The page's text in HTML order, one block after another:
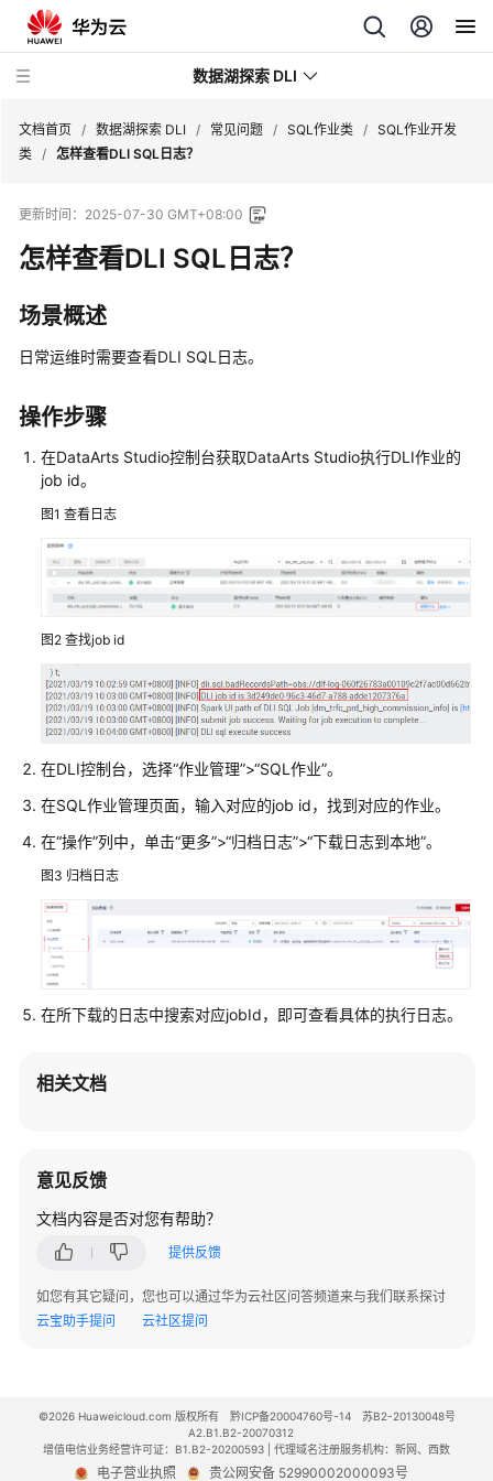
数据湖探索 DLI
新
动
态
服
务
公
产
品
介
绍
计
费
明
快
速
入
门
用
户
最
佳
实
践
发
语
法
API
SDK
考
文档首页 / 数据湖探索 DLI / 常见问题 / SQL作业类 / SQL作业开发
类 / 怎样查看DLI SQL日志？
更新时间： 2025-07-30 GMT+08:00
怎样查看DLI SQL日志？
场景概述
日常运维时需要查看DLI SQL日志。
操作步骤
在DataArts Studio控制台获取DataArts Studio执行DLI作业的
job id。
图1 查看日志
图2 查找job id
在DLI控制台，选择“作业管理”>“SQL作业”。
在SQL作业管理页面，输入对应的job id，找到对应的作业。
在“操作”列中，单击“更多”>“归档日志”>“下载日志到本地”。
图3 归档日志
在所下载的日志中搜索对应jobId，即可查看具体的执行日志。
相关文档
意见反馈
文档内容是否对您有帮助？
提供反馈
如您有其它疑问，您也可以通过华为云社区问答频道来与我们联系探讨
云宝助手提问
云社区提问
©2026 Huaweicloud.com 版权所有 黔ICP备20004760号-14
苏B2-20130048号
A2.B1.B2-20070312
增值电信业务经营许可证：B1.B2-20200593 | 代理域名注册服务机构：新网、西数
电子营业执照 贵公网安备 52990002000093号